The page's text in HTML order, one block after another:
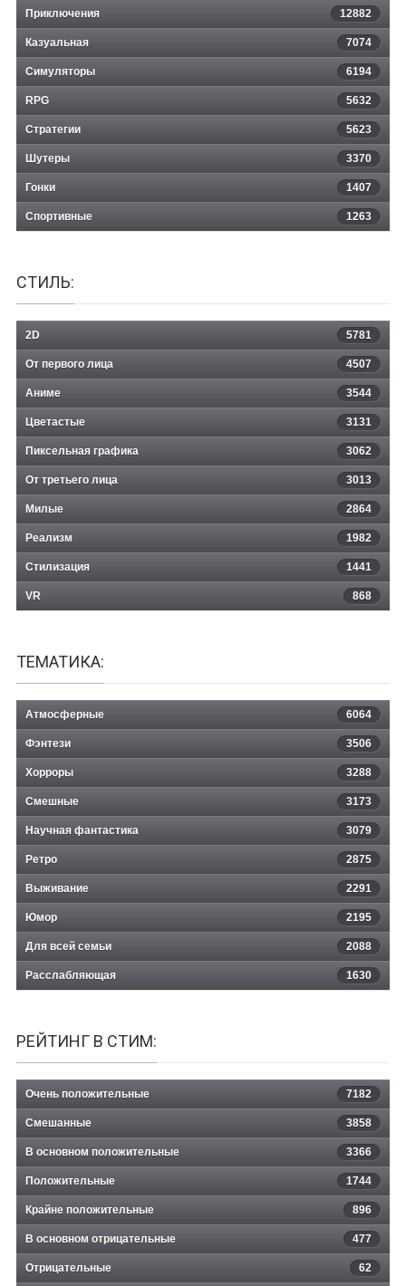
The Long Journey Home
Приключения 12882
Казуальная 7074
Симуляторы 6194
RPG 5632
Стратегии 5623
Шутеры 3370
Гонки 1407
Спортивные 1263
СТИЛЬ:
2D 5781
От первого лица 4507
Аниме 3544
Цветастые 3131
Пиксельная графика 3062
От третьего лица 3013
Милые 2864
Реализм 1982
Стилизация 1441
VR 868
ТЕМАТИКА:
Атмосферные 6064
Фэнтези 3506
Хорроры 3288
Смешные 3173
Научная фантастика 3079
Ретро 2875
Выживание 2291
Юмор 2195
Для всей семьи 2088
Расслабляющая 1630
РЕЙТИНГ В СТИМ:
Очень положительные 7182
Смешанные 3858
В основном положительные 3366
Положительные 1744
Крайне положительные 896
В основном отрицательные 477
Отрицательные 62